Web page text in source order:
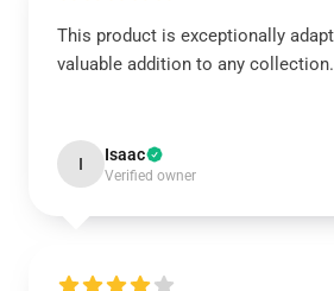
This product is exceptionally
valuable addition to any collection.
I Isaac
Verified owner